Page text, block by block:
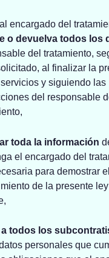
encargado del
o devuelva todos los
del tratamiento,
al finalizar la
y siguiendo las
del responsable
toda la información
el encargado del
para demostrar el
de la presente
a todos los
personales que